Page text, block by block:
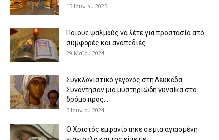
15 Ιουνίου 2025
Ποιους ψαλμούς να λέτε για προστασία από
συμφορές και αναποδιές
29 Μαΐου 2024
Συγκλονιστικό γεγονός στη Λευκάδα:
Συνάντησαν μια μυστηριώδη γυναίκα στο
δρόμο προς...
5 Ιουνίου 2024
Ο Χριστός εμφανίστηκε σε μια αγιασμένη